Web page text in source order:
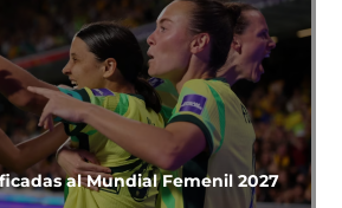
al Mundial Femenil 2027